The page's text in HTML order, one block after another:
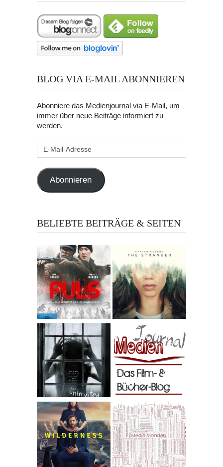
BLOG VIA E-MAIL ABONNIEREN
Abonniere das Medienjournal via E-Mail, um
immer über neue Beiträge informiert zu
werden.
Abonnieren
BELIEBTE BEITRÄGE & SEITEN